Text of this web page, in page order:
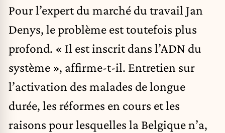
Pour l’expert du marché du travail Jan
Denys, le problème est toutefois plus
profond. « Il est inscrit dans l’ADN du
système », affirme-t-il. Entretien sur
l’activation des malades de longue
durée, les réformes en cours et les
raisons pour lesquelles la Belgique n’a,